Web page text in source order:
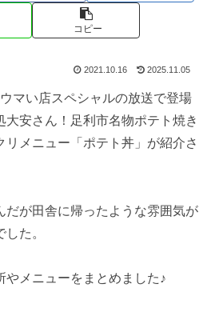
コピー
2021.10.16 2025.11.05
マい店スペシャルの放送で登場
安さん！足利市名物ポテト焼き
リメニュー「ポテト丼」が紹介さ
だが田舎に帰ったような雰囲気が
た。
やメニューをまとめました♪